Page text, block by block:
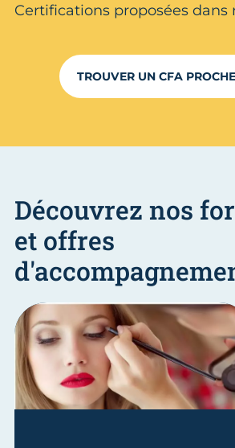
Certifications proposées dans
TROUVER UN CFA
Découvrez nos
et offres